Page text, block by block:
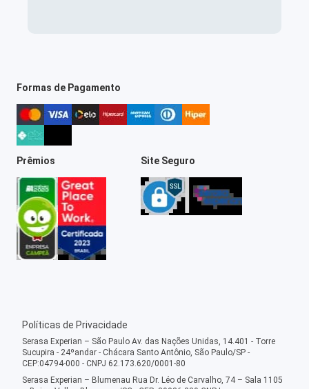
Formas de Pagamento
Prêmios Site Seguro
Políticas de Privacidade
Serasa Experian – São Paulo Av. das Nações Unidas, 14.401 - Torre
Sucupira - 24ºandar - Chácara Santo Antônio, São Paulo/SP -
CEP:04794-000 - CNPJ 62.173.620/0001-80
Serasa Experian – Blumenau Rua Dr. Léo de Carvalho, 74 – Sala 1105